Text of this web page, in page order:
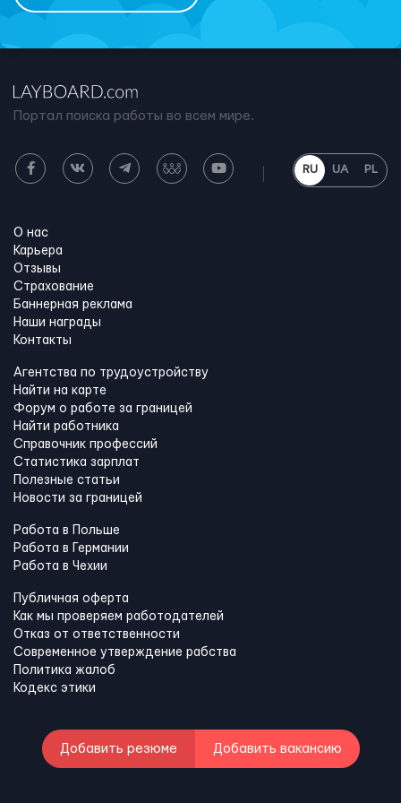
Портал поиска работы во всем мире.
RU UA PL
О нас
Карьера
Отзывы
Страхование
Баннерная реклама
Наши награды
Контакты
Агентства по трудоустройству
Найти на карте
Форум о работе за границей
Найти работника
Справочник профессий
Статистика зарплат
Полезные статьи
Новости за границей
Работа в Польше
Работа в Германии
Работа в Чехии
Публичная оферта
Как мы проверяем работодателей
Отказ от ответственности
Современное утверждение рабства
Политика жалоб
Кодекс этики
Добавить резюме Добавить вакансию